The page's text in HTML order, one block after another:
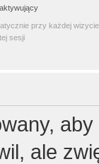
przy każdej wizycie
sesji
ale